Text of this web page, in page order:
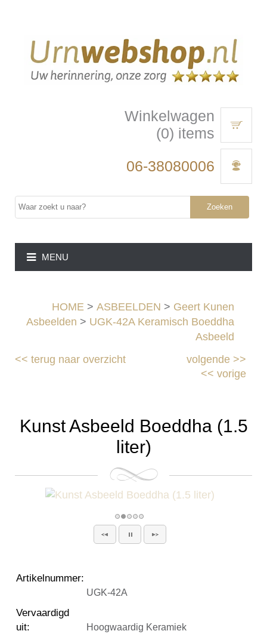
Winkelwagen
(0) items
06-38080006
Zoeken
MENU
HOME > ASBEELDEN > Geert Kunen
Asbeelden > UGK-42A Keramisch Boeddha
Asbeeld
<<terug naar overzicht volgende>>
<< vorige
Kunst Asbeeld Boeddha (1.5
liter)
Artikelnummer:
UGK-42A
Vervaardigd
uit: Hoogwaardig Keramiek